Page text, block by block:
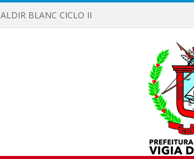
ALDIR BLANC CICLO II